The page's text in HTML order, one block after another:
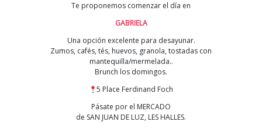
Te proponemos comenzar el día en
GABRIELA
Una opción excelente para desayunar.
Zumos, cafés, tés, huevos, granola, tostadas con
mantequilla/mermelada..
Brunch los domingos.
5 Place Ferdinand Foch
Pásate por el MERCADO
de SAN JUAN DE LUZ, LES HALLES.